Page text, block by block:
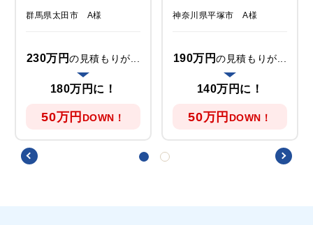
群馬県太田市 A様
230万円の見積もりが...
180万円に！
50万円 DOWN！
神奈川県平塚市 A様
190万円の見積もりが...
140万円に！
50万円 DOWN！